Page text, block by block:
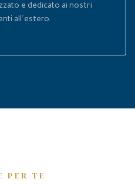
e dedicato ai nostri
all'estero.
PER TE